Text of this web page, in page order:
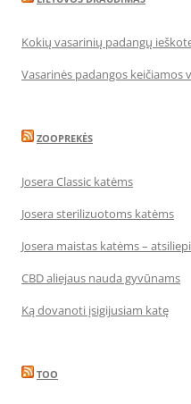
Kokių vasarinių padangų
Vasarinės padangos keičiamos
ZOOPREKĖS
Josera Classic katėms
Josera sterilizuotoms katėms
Josera maistas katėms –
CBD aliejaus nauda gyvūnams
Ką dovanoti įsigijusiam katę
TOO